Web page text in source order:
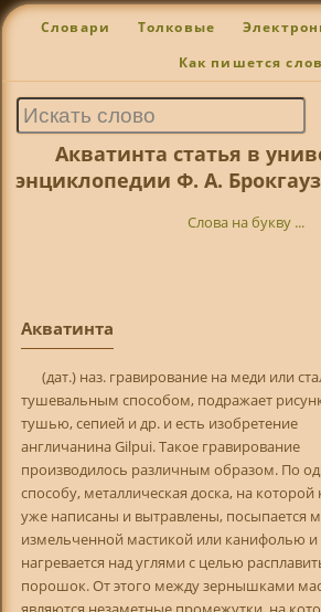
Словари Толковые
Как пишется
Акватинта статья в
энциклопедии Ф. А.
Слова на букву ...
Акватинта
(дат.) наз. гравирование на меди или
тушевальным способом, подражает
тушью, сепией и др. и есть изобретение
англичанина Gilpui. Такое гравирование
производилось различным образом. По
способу, металлическая доска, на которой
уже написаны и вытравлены, посыпается
измельченной мастикой или канифолью и
нагревается над углями с целью
порошок. От этого между зернышками